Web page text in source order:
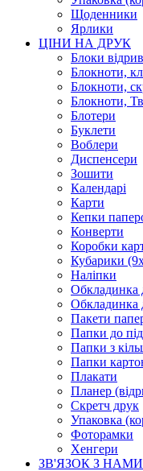
Щоденники
Ярлики
ЦІНИ НА ДРУК
Блоки
Блокноти,
Блокноти,
Блокноти,
Блотери
Буклети
Воблери
Диспенсери
Зошити
Календарі
Карти
Кепки
Конверти
Коробки
Кубарики
Наліпки
Обкладинка
Обкладинка
Пакети
Папки до
Папки з
Папки
Плакати
Планер
Скретч друк
Упаковка
Фоторамки
Хенгери
ЗВ'ЯЗОК З НАМИ